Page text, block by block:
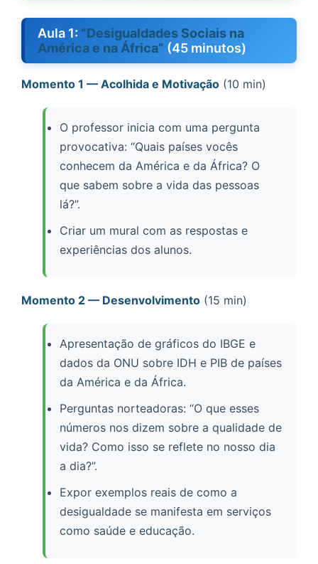
Aula 1: “Desigualdades Sociais na
América e na África” (45 minutos)
Momento 1 — Acolhida e Motivação (10 min)
O professor inicia com uma pergunta
provocativa: “Quais países vocês
conhecem da América e da África? O
que sabem sobre a vida das pessoas
lá?”.
Criar um mural com as respostas e
experiências dos alunos.
Momento 2 — Desenvolvimento (15 min)
Apresentação de gráficos do IBGE e
dados da ONU sobre IDH e PIB de países
da América e da África.
Perguntas norteadoras: “O que esses
números nos dizem sobre a qualidade de
vida? Como isso se reflete no nosso dia
a dia?”.
Expor exemplos reais de como a
desigualdade se manifesta em serviços
como saúde e educação.